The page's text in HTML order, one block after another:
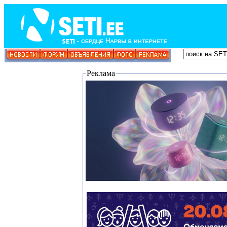
Реклама